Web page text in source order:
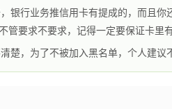
银行业务推信用卡有提成的，而且
管要求不要求，记得一定要保证卡里
楚，为了不被加入黑名单，个人建议